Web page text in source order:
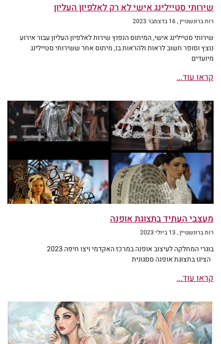
שירותי סטיילינג אישי לא רק לאלפיון העליון
רות ברונשטיין 16 בדצמבר 2023
שירותי סטיילינג אישי, המיתוס הנפוץ שירות לאלפיון העליון עבור אירוע
נוצץ וסופר חשוב לראות ולהראות בו, מיתוס אחר ששירותי סטיילינג
מיועדים
קראו עוד...
מעצבי העתיד בתצוגת אופנה
רות ברונשטיין 13 ביולי 2023
הציגו בתצוגת אופנה ססגונית
קראו עוד...